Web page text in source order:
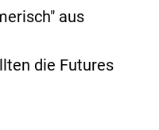
aus
die Futures